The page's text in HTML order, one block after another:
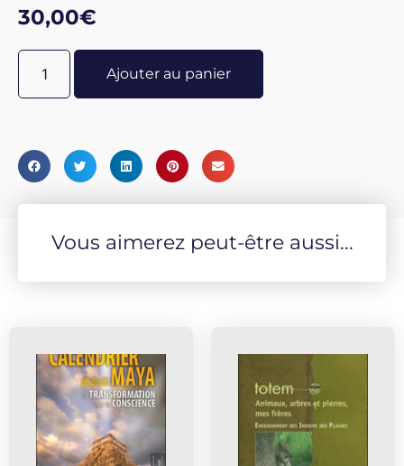
attitudes et pensées, et désactiver la source du conflit.
30,00€
Ajouter au panier
Vous aimerez peut-être aussi...